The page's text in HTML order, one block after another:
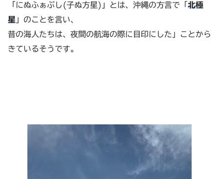
「にぬふぁぶし(子ぬ方星)」とは、沖縄の方言で「 北極
星 」のことを言い、
昔の海人たちは、夜間の航海の際に目印にした」ことから
きているそうです。